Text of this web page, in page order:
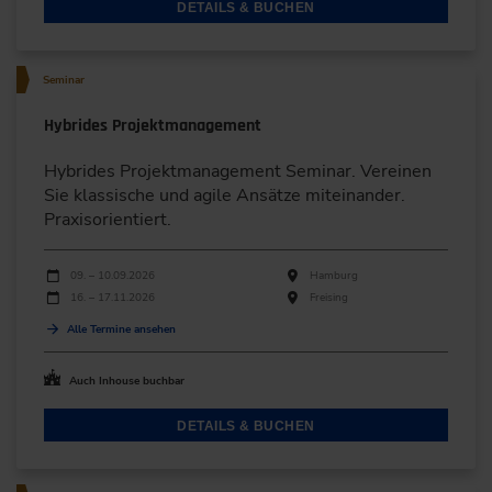
DETAILS & BUCHEN
Seminar
Hybrides Projektmanagement
Hybrides Projektmanagement Seminar. Vereinen
Sie klassische und agile Ansätze miteinander.
Praxisorientiert.
Durchführungen
Veranstaltungsdatum
09. – 10.09.2026
Hamburg
16. – 17.11.2026
Freising
Alle Termine ansehen
Auch Inhouse buchbar
DETAILS & BUCHEN